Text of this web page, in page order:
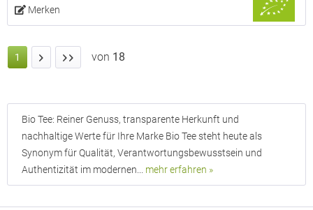
Merken
1 von 18
Bio Tee: Reiner Genuss, transparente Herkunft und
nachhaltige Werte für Ihre Marke Bio Tee steht heute als
Synonym für Qualität, Verantwortungsbewusstsein und
Authentizität im modernen... mehr erfahren »